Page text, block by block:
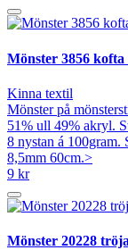
Mönster 3856
Kinna textil
Mönster på
51% ull 49% akryl.
8 nystan á 100gram.
8,5mm 60cm.>
9 kr
Mönster 20228